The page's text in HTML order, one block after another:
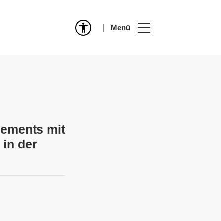
Menü
mit
in der